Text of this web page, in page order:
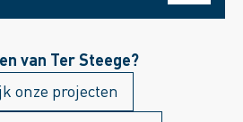
Goede Woning.
Nieuwenhuis en
van Ter
Rijssen.
van Ter Steege?
onze projecten